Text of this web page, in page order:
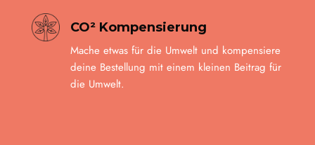
CO² Kompensierung
Mache etwas für die Umwelt und kompensiere
deine Bestellung mit einem kleinen Beitrag für
die Umwelt.